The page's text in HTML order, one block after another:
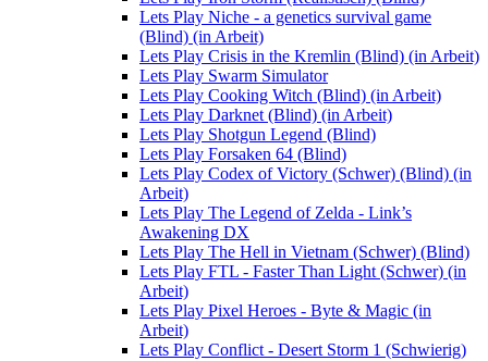
Lets Play Niche - a genetics survival game
(Blind) (in Arbeit)
Lets Play Crisis in the Kremlin (Blind) (in Arbeit)
Lets Play Swarm Simulator
Lets Play Cooking Witch (Blind) (in Arbeit)
Lets Play Darknet (Blind) (in Arbeit)
Lets Play Shotgun Legend (Blind)
Lets Play Forsaken 64 (Blind)
Lets Play Codex of Victory (Schwer) (Blind) (in
Arbeit)
Lets Play The Legend of Zelda - Link’s
Awakening DX
Lets Play The Hell in Vietnam (Schwer) (Blind)
Lets Play FTL - Faster Than Light (Schwer) (in
Arbeit)
Lets Play Pixel Heroes - Byte & Magic (in
Arbeit)
Lets Play Conflict - Desert Storm 1 (Schwierig)